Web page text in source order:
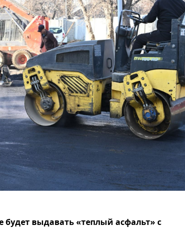
выдавать «теплый асфальт» с